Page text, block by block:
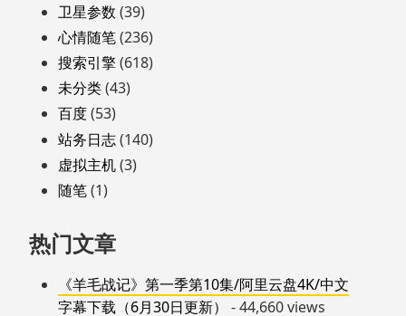
卫星参数 (39)
心情随笔(236)
搜索引擎(618)
未分类(43)
百度(53)
站务日志(140)
虚拟主机(3)
随笔(1)
热门文章
《羊毛战记》第一季第10集/阿里云盘4K/中文
字幕下载（6月30日更新）
- 44,660 views